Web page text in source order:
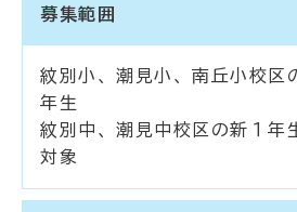
募集範囲
紋別小、潮見小、南丘小校区
年生
紋別中、潮見中校区の新１年
対象